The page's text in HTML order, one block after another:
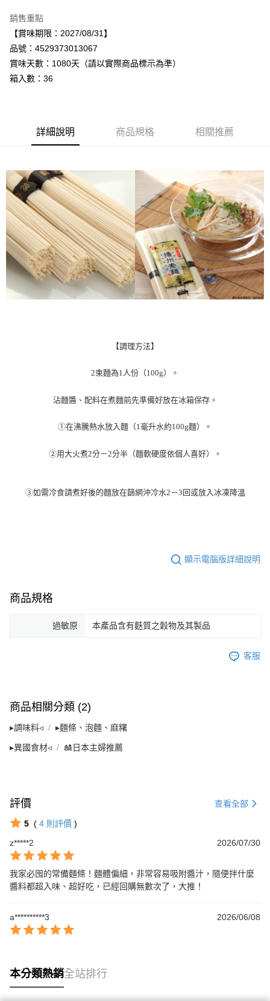
全盈+PAY
AFTEE先享後付
相關說明
【關於「AFTEE先享後付」】
３．安心：先確認商品／服務後，再付款。
結帳頁面，進行簡訊認證並確認金額後，即可完成結帳。
２．訂單成立數日內，您將收到繳費通知簡訊。
３．收到繳費通知簡訊後14天內，點擊此簡訊中的連結，可透過四大超商／
ATM／網路銀行／等多元方式進行付款，方視為交易完成。
※ 請注意：結帳手續完成當下不需立刻繳費，但若您需要取消訂單，請聯絡
購買商品的店家。未經商家同意取消之訂單仍視為有效，需透過AFTEE先享
後付繳納相關費用。
※ 交易是否成功請以「AFTEE先享後付 」之結帳頁面顯示為準，若有關於
是否繳費成功／繳費後需取消欲退款等相關疑問，請聯繫「AFTEE先享後付
客戶支援中心」https://netprotections.freshdesk.com/support/home
【注意事項】
「AFTEE先享後付」，若未經同意申辦者引起之損失，本公司不負相關責
時審查核予不同之上限額度；若仍有額度不足之情形，本公司將視審查結果
５．嚴禁一人註冊多個帳號或使用他人資訊註冊。若發現惡意使用之情形，
每筆NT$120，滿NT$899(含以上)免運費
銷售重點
【賞味期限：2027/08/31】
品號：4529373013067
賞味天數：1080天（請以實際商品標示為準）
箱入數：36
詳細說明 商品規格 相關推薦
【調理方法】
2束麵為1 人份（100g）。
沾麵醬、配料在煮麵前先準備好放在冰箱保存。
①在沸騰熱水放入麵（1 毫升水約100g麵）。
②用大火煮2分－2分半（麵軟硬度依個人喜好）。
③如需冷食請煮好後的麵放在篩網沖冷水2－3 回或放入冰凍降溫
顯示電腦版詳細說明
商品規格
過敏原 本產品含有麩質之穀物及其製品
客服
商品相關分類 (2)
▸調味料◃ ▸麵條、泡麵、麻糬
▸異國食材◃ 🎎日本主婦推薦
評價 查看全部
5 ( 4 則評價 )
z*****2
2026/07/30
我家必囤的常備麵條！麵體偏細，非常容易吸附醬汁，隨便拌什麼
醬料都超入味、超好吃，已經回購無數次了，大推！
a**********3 2026/06/08
本分類熱銷全站排行